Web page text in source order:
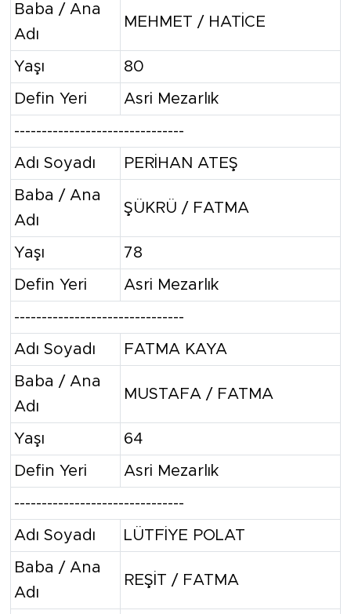
Baba / Ana
Adı
MEHMET / HATİCE
Yaşı 80
Defin Yeri Asri Mezarlık
-------------------------------
Adı Soyadı PERİHAN ATEŞ
Baba / Ana
Adı
ŞÜKRÜ / FATMA
Yaşı 78
Defin Yeri Asri Mezarlık
-------------------------------
Adı Soyadı FATMA KAYA
Baba / Ana
Adı
MUSTAFA / FATMA
Yaşı 64
Defin Yeri Asri Mezarlık
-------------------------------
Adı Soyadı LÜTFİYE POLAT
Baba / Ana
Adı
REŞİT / FATMA